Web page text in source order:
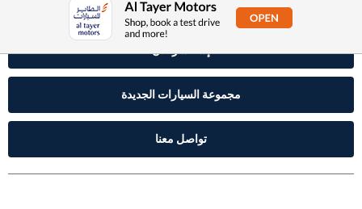
إستفسر الآن
مجموعة السيارات الجديدة
تواصل معنا